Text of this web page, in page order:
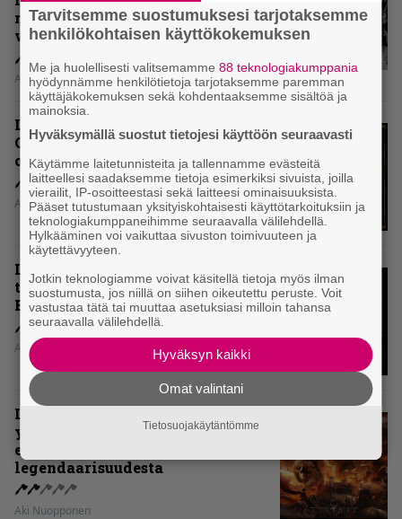
mitenkään täyttää odotuksia. Vai
voiko?
Aki Nuopponen
Levyarvio: Dirkschneider & The
Old Gang -albumista ei aina tiedä,
onko se tosissaan tehty vai ei
Aki Nuopponen
Levyarvio: Onko Steelbound jo
täydellisintä mahdollista Battle
Beastia?
Aki Nuopponen
Levyarvio: Sabaton on
yhdennellätoista albumillaan
erittäin kaukana
legendaarisuudesta
Aki Nuopponen
Tarvitsemme suostumuksesi tarjotaksemme
henkilökohtaisen käyttökokemuksen
Me ja huolellisesti valitsemamme88 teknologiakumppania
hyödynnämme henkilötietoja tarjotaksemme paremman
käyttäjäkokemuksen sekä kohdentaaksemme sisältöä ja
mainoksia.
Hyväksymällä suostut tietojesi käyttöön seuraavasti
Käytämme laitetunnisteita ja tallennamme evästeitä
laitteellesi saadaksemme tietoja esimerkiksi sivuista, joilla
vierailit, IP-osoitteestasi sekä laitteesi ominaisuuksista.
Pääset tutustumaan yksityiskohtaisesti käyttötarkoituksiin ja
teknologiakumppaneihimme seuraavalla välilehdellä.
Hylkääminen voi vaikuttaa sivuston toimivuuteen ja
käytettävyyteen.
Jotkin teknologiamme voivat käsitellä tietoja myös ilman
suostumusta, jos niillä on siihen oikeutettu peruste. Voit
vastustaa tätä tai muuttaa asetuksiasi milloin tahansa
seuraavalla välilehdellä.
Hyväksyn kaikki
Omat valintani
Tietosuojakäytäntömme